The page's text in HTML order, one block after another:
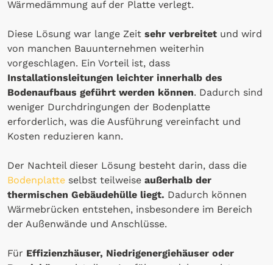
Wärmedämmung auf der Platte verlegt.
Diese Lösung war lange Zeit sehr verbreitet und wird
von manchen Bauunternehmen weiterhin
vorgeschlagen. Ein Vorteil ist, dass
Installationsleitungen leichter innerhalb des
Bodenaufbaus geführt werden können. Dadurch sind
weniger Durchdringungen der Bodenplatte
erforderlich, was die Ausführung vereinfacht und
Kosten reduzieren kann.
Der Nachteil dieser Lösung besteht darin, dass die
Bodenplatte selbst teilweise außerhalb der
thermischen Gebäudehülle liegt. Dadurch können
Wärmebrücken entstehen, insbesondere im Bereich
der Außenwände und Anschlüsse.
Für Effizienzhäuser, Niedrigenergiehäuser oder